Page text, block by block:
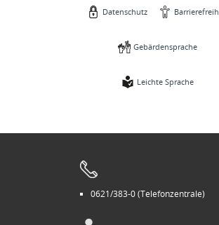
Datenschutz
Gebärdensprache
Leichte Sprache
0621/383-0 (Telefonzentrale)